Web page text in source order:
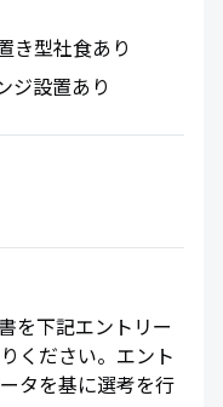
き型社食あり
ジ設置あり
を下記エントリー
ください。エント
タを基に選考を行